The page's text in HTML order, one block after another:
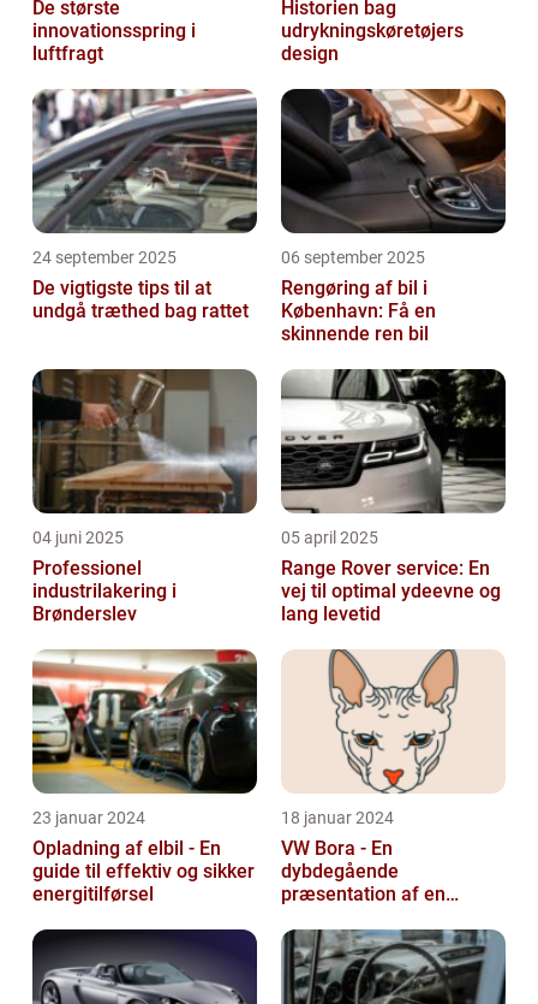
De største
innovationsspring i
luftfragt
Historien bag
udrykningskøretøjers
design
24 september 2025
De vigtigste tips til at
undgå træthed bag rattet
06 september 2025
Rengøring af bil i
København: Få en
skinnende ren bil
04 juni 2025
Professionel
industrilakering i
Brønderslev
05 april 2025
Range Rover service: En
vej til optimal ydeevne og
lang levetid
23 januar 2024
Opladning af elbil - En
guide til effektiv og sikker
energitilførsel
18 januar 2024
VW Bora - En
dybdegående
præsentation af en